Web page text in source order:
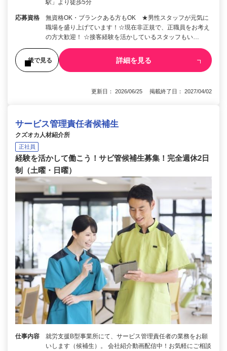
駅」より徒歩5分
応募資格
無資格OK・ブランクある方もOK ★男性スタッフが元気に
職場を盛り上げています！☆現在非正規で、正職員をお考え
の方大歓迎！ ☆接客経験を活かしているスタッフもい…
後で見る 詳細を見る
更新日： 2026/06/25 掲載終了日： 2027/04/02
サービス管理責任者候補生
クズオカ人材紹介所
正社員
経験を活かして働こう！サビ管候補生募集！完全週休2日
制（土曜・日曜）
仕事内容
就労支援B型事業所にて、サービス管理責任者の業務をお願
いします（候補生）。 会社紹介動画配信中！お気軽にご相談